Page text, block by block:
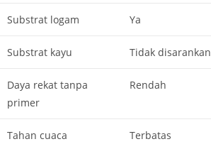
Substrat logam Ya
Substrat kayu Tidak disarankan
Daya rekat tanpa
primer
Rendah
Tahan cuaca Terbatas